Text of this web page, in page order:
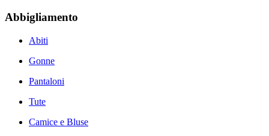
Abbigliamento
Abiti
Gonne
Pantaloni
Tute
Camice e Bluse